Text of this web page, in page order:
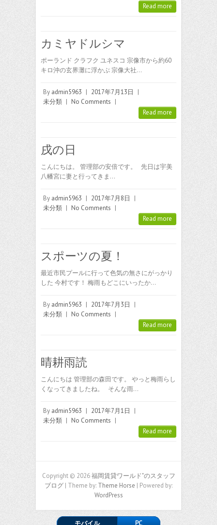
Read more
カミヤドルシマ
ポーランド クラフク ユネスコ 宗像市から約60
キロ沖の玄界灘に浮かぶ 宗像大社…
By admin5963 | 2017年7月13日
|
未分類 | No Comments |
Read more
戌の日
こんにちは。 管理部の安倍です。 先日は宇美
八幡宮に妻と行ってきま…
By admin5963 | 2017年7月8日
|
未分類 | No Comments |
Read more
スポーツの夏！
最近市民プールに行って色気の無さにがっかり
した 今村です！ 梅雨もどこにいったか…
By admin5963 | 2017年7月3日
|
未分類 | No Comments |
Read more
晴耕雨読
こんにちは 管理部の森田です。 やっと梅雨らし
くなってきましたね。 そんな雨…
By admin5963 | 2017年7月1日
|
未分類 | No Comments |
Read more
Copyright © 2026福岡賃貸ワールド"のスタッフ
ブログ | Theme by: Theme Horse | Powered by:
WordPress
モバイル PC